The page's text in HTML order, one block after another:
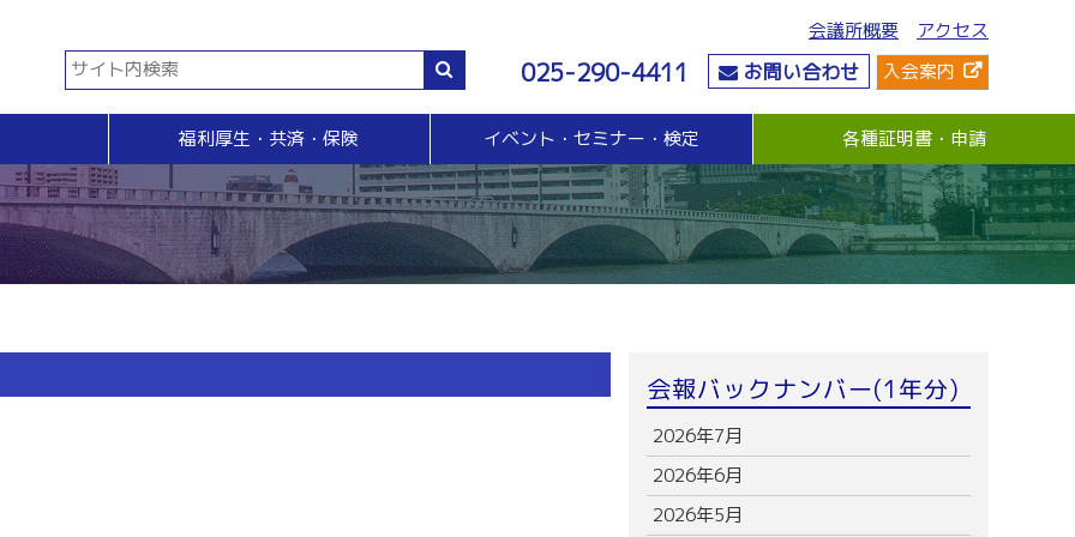
会議所概要 アクセス
025-290-4411 お問い合わせ 入会案内
Ａ
料相談窓口）
資相談（無料窓口相談）
販売拡大・人脈
販売拡大
商い情報便
電子商い情報便
商いつなぐサイト
交流会
資金・融資
無担保・無保証人融資
各種融資制度紹介
社会情勢
要望・提言
地域活性化
福利厚生・共済・保険
共済等
生命共済制度「チューリップ共済」
小規模企業共済制度
火災共済
国民年金基金
危機管理
危機管理支援（無料窓口相談）
与信管理支援(あんしん取引情報提供事業)
ビジネス総合保険制度
売上債権保全制度（グループ取引信用保険）
業務災害補償プラン
休業補償プラン
商工会議所会員向け保険制度
イベント・セミナー・検定
イベント・セミナー・検定
イベント・セミナー
検定
各種証明書・申請
各種証明書・申請
貿易関係証明
電子証明書発行
【受付終了】GS1事業者（JAN企業）コード
会報バックナンバー(1年分)
2026年7月
2026年6月
2026年5月